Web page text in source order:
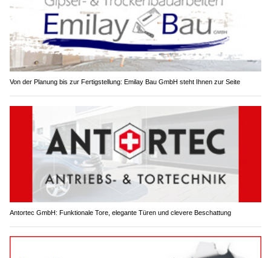
Von der Planung bis zur Fertigstellung: Emilay Bau GmbH steht Ihnen zur Seite
Antortec GmbH: Funktionale Tore, elegante Türen und clevere Beschattung